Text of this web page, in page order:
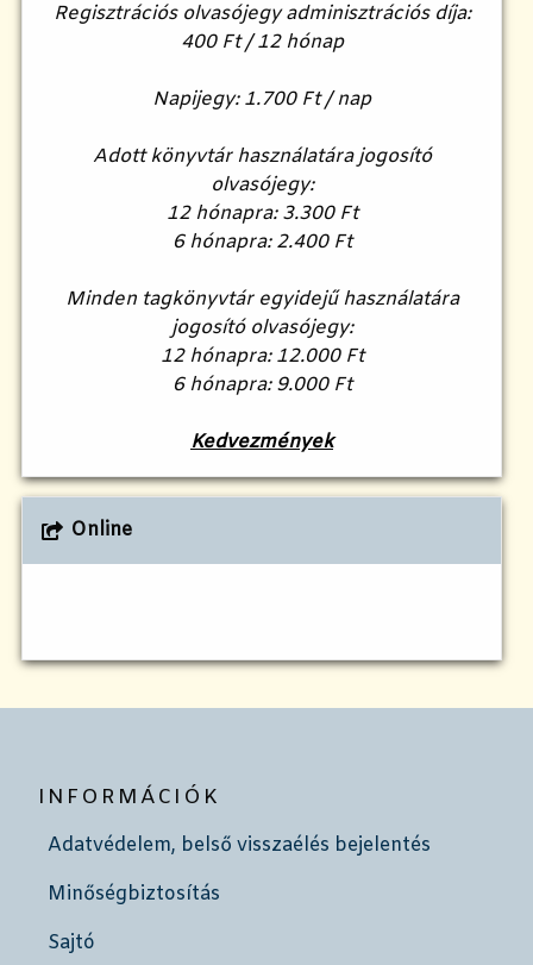
Regisztrációs olvasójegy adminisztrációs díja:
400 Ft / 12 hónap
Napijegy: 1.700 Ft / nap
Adott könyvtár használatára jogosító
olvasójegy:
12 hónapra: 3.300 Ft
6 hónapra: 2.400 Ft
Minden tagkönyvtár egyidejű használatára
jogosító olvasójegy:
12 hónapra: 12.000 Ft
6 hónapra: 9.000 Ft
Kedvezmények
Online
INFORMÁCIÓK
Adatvédelem, belső visszaélés bejelentés
Minőségbiztosítás
Sajtó